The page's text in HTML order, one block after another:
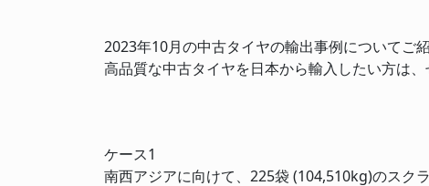
2023年10月の中古タイヤの輸出事例についてご紹
高品質な中古タイヤを日本から輸入したい方は、
ケース1
南西アジアに向けて、225袋 (104,510kg)のスク